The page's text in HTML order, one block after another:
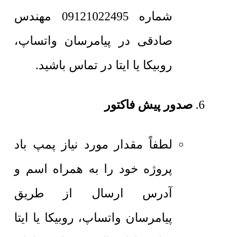
شماره 09121022495 مهندس
صادقی در پیامرسان واتساپ،
روبیکا یا ایتا در تماس باشید.
صدور پیش فاکتور
لطفاً مقدار مورد نیاز پمپ باد
پروژه خود را به همراه اسم و
آدرس ارسال از طریق
پیامرسان واتساپ، روبیکا یا ایتا